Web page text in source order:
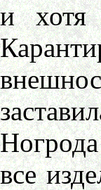
и хотя
все